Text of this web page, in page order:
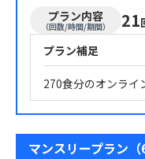
プラン内容
（回数/時間/期間） 21
プラン補足
270食分のオンライ
マンスリープラン（